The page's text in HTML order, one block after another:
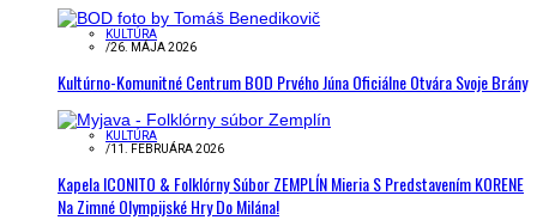
KULTÚRA
/26. MÁJA 2026
Kultúrno-Komunitné Centrum BOD Prvého Júna Oficiálne Otvára Svoje Brány
KULTÚRA
/11. FEBRUÁRA 2026
Kapela ICONITO & Folklórny Súbor ZEMPLÍN Mieria S Predstavením KORENE
Na Zimné Olympijské Hry Do Milána!